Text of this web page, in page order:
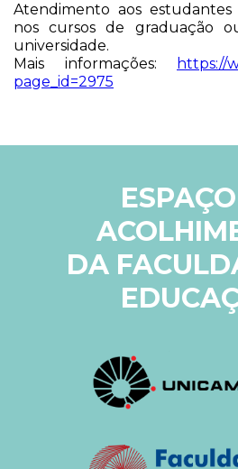
Atendimento aos
nos cursos de graduação
universidade.
Mais informações:
https://
page_id=2975
DA